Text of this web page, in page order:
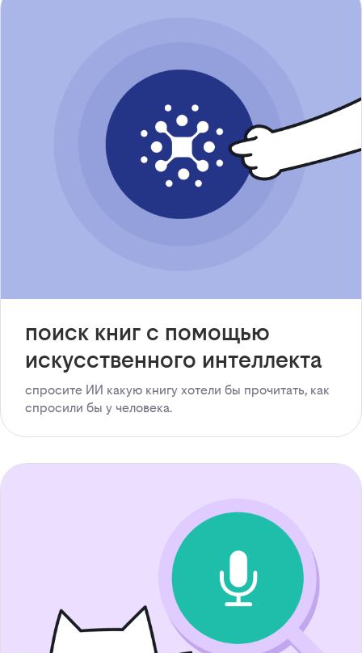
поиск книг с помощью
искусственного интеллекта
спросите ИИ какую книгу хотели бы прочитать, как
спросили бы у человека.